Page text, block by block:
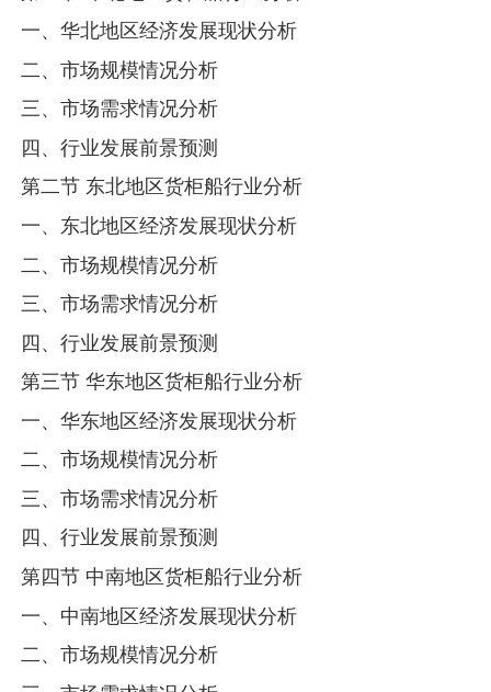
一、华北地区经济发展现状分析
二、市场规模情况分析
三、市场需求情况分析
四、行业发展前景预测
第二节 东北地区货柜船行业分析
一、东北地区经济发展现状分析
二、市场规模情况分析
三、市场需求情况分析
四、行业发展前景预测
第三节 华东地区货柜船行业分析
一、华东地区经济发展现状分析
二、市场规模情况分析
三、市场需求情况分析
四、行业发展前景预测
第四节 中南地区货柜船行业分析
一、中南地区经济发展现状分析
二、市场规模情况分析